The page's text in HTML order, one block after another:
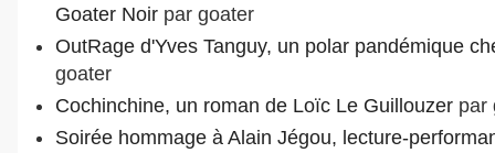
Goater Noir par goater
OutRage d'Yves Tanguy, un polar pandémique
goater
Cochinchine, un roman de Loïc Le Guillouzer par
Soirée hommage à Alain Jégou, lecture-